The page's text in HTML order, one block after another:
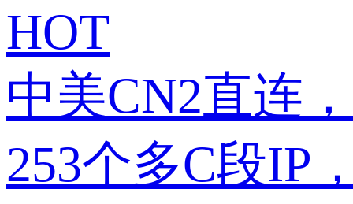
HOT
中美CN2直连
253个多C段IP